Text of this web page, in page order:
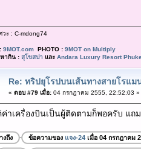
วะ : C-mdong74
9MOT.comPHOTO : 9MOT on Multiply
ากิน : สุโขสปา และ Andara Luxury Resort
Re: ทริปยุโรปบนเส้นทางสายโรแม
« ตอบ #79 เมื่อ:04 กรกฎาคม 2555, 22:52:03 »
าเครื่องบินเป็นผู้ติดตามก็พอครับ แถ
งถึง ข้อความของ แจง-24เมื่อ 04 กรกฎาคม